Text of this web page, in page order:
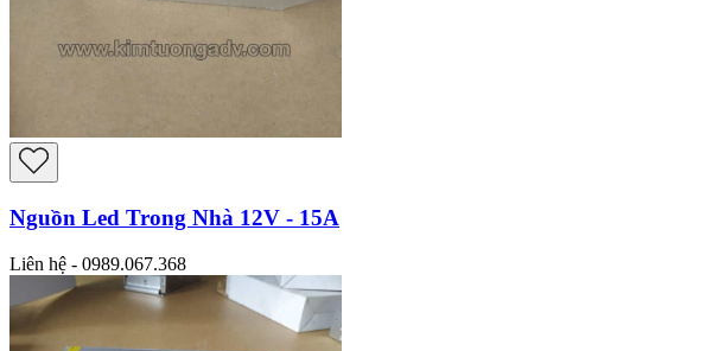
Nguồn Led Trong Nhà 12V - 15A
Liên hệ - 0989.067.368